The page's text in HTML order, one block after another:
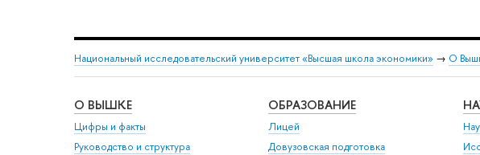
Национальный исследовательский университет «Высшая школа экономики» → О
О ВЫШКЕ
Цифры и факты
Руководство и структура
ОБРАЗОВАНИЕ
Лицей
Довузовская подготовка